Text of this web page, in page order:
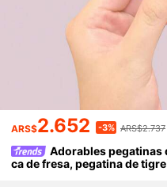
ARS$2.652 -3% ARS$2.737
Adorables pegatinas
ca de fresa, pegatina de